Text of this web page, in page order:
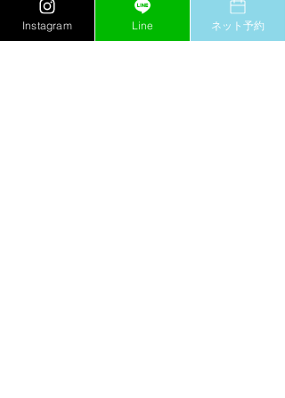
最新記事 すべて表示
Instagram Line ネット予約